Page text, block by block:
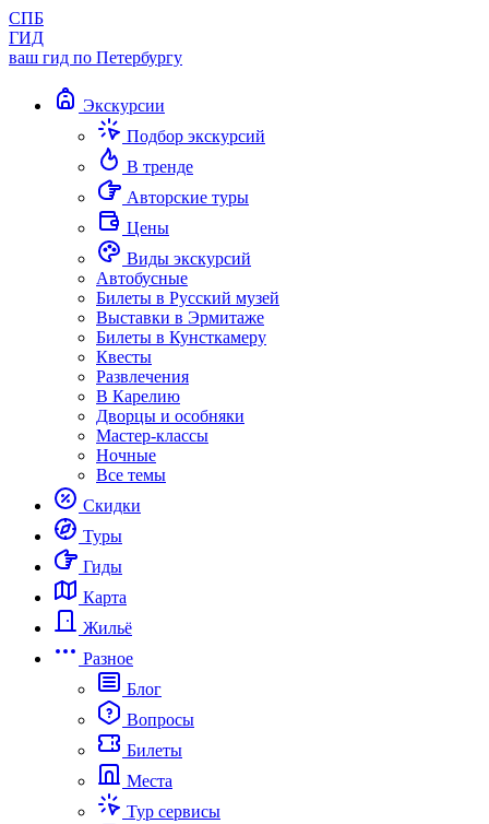
СПБ
ГИД
ваш гид по Петербургу
Экскурсии
Подбор экскурсий
В тренде
Авторские туры
Цены
Виды экскурсий
Автобусные
Билеты в Русский музей
Выставки в Эрмитаже
Билеты в Кунсткамеру
Квесты
Развлечения
В Карелию
Дворцы и особняки
Мастер-классы
Ночные
Все темы
Скидки
Туры
Гиды
Карта
Жильё
Разное
Блог
Вопросы
Билеты
Места
Тур сервисы